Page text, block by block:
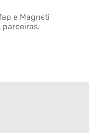
e Magneti
parceiras.